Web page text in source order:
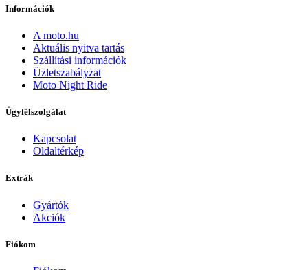
Információk
A moto.hu
Aktuális nyitva tartás
Szállítási információk
Üzletszabályzat
Moto Night Ride
Ügyfélszolgálat
Kapcsolat
Oldaltérkép
Extrák
Gyártók
Akciók
Fiókom